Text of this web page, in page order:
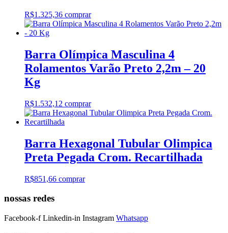
R$1.325,36 comprar
Barra Olímpica Masculina 4
Rolamentos Varão Preto 2,2m – 20
Kg
R$1.532,12 comprar
Barra Hexagonal Tubular Olimpica
Preta Pegada Crom. Recartilhada
R$851,66 comprar
nossas redes
Facebook-f Linkedin-in Instagram Whatsapp